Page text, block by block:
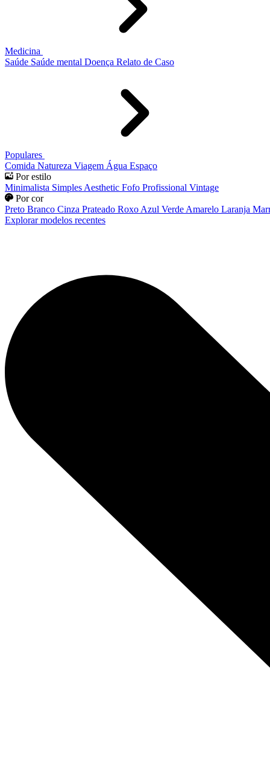
Medicina
Saúde Saúde mental Doença Relato de Caso
Populares
Comida Natureza Viagem Água Espaço
Por estilo
Minimalista Simples Aesthetic Fofo Profissional Vintage
Por cor
Preto Branco Cinza Prateado Roxo Azul Verde Amarelo Laranja
Explorar modelos recentes